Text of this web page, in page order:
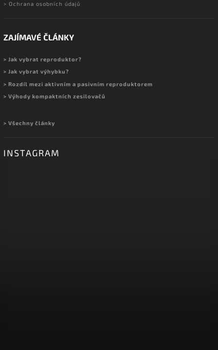
> Ochrana osobních údajů
ZAJÍMAVÉ ČLÁNKY
> Jak vybrat reproduktor?
> Jak vybrat výhybku?
> Rozdíl mezi aktivním a pasivním reproduktorem
> Výhody kompaktních zesilovačů
> Všechny články
INSTAGRAM